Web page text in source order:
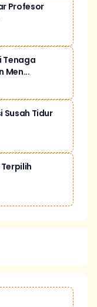
Profesor
Tenaga
Men...
Susah Tidur